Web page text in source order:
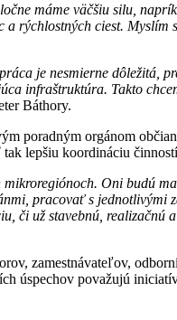
máme väčšiu silu,
rýchlostných ciest.
je nesmierne dôležitá,
infraštruktúra. Takto
Báthory.
poradným orgánom
lepšiu koordináciu
Oni budú
pracovať s
či už stavebnú, realizačnú
zamestnávateľov,
úspechov považujú